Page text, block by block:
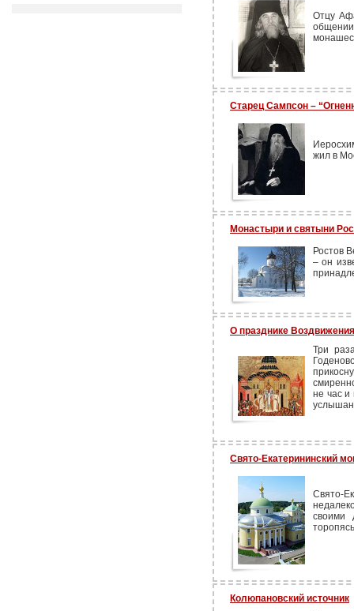
Отцу
Старец Сампсон –
жил в
Монастыри и святыни
Ростов
– он
О празднике
Три
не час и
Свято-Екатерининский
Свято-
своими
Колюпановский источник